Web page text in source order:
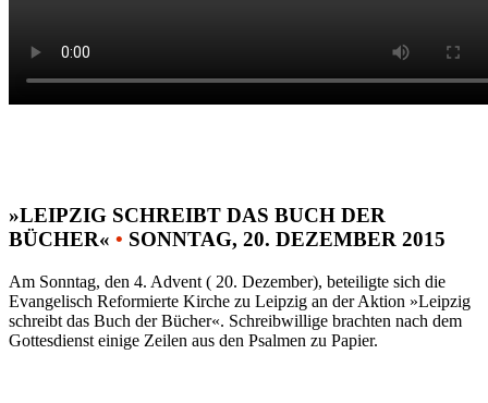
»LEIPZIG SCHREIBT DAS BUCH DER
BÜCHER« • SONNTAG, 20. DEZEMBER 2015
Am Sonntag, den 4. Advent ( 20. Dezember), beteiligte sich die
Evangelisch Reformierte Kirche zu Leipzig an der Aktion »Leipzig
schreibt das Buch der Bücher«. Schreibwillige brachten nach dem
Gottesdienst einige Zeilen aus den Psalmen zu Papier.